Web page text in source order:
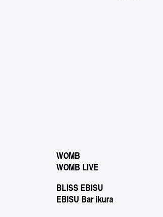
WOMB
WOMB LIVE
BLISS EBISU
EBISU Bar ikura